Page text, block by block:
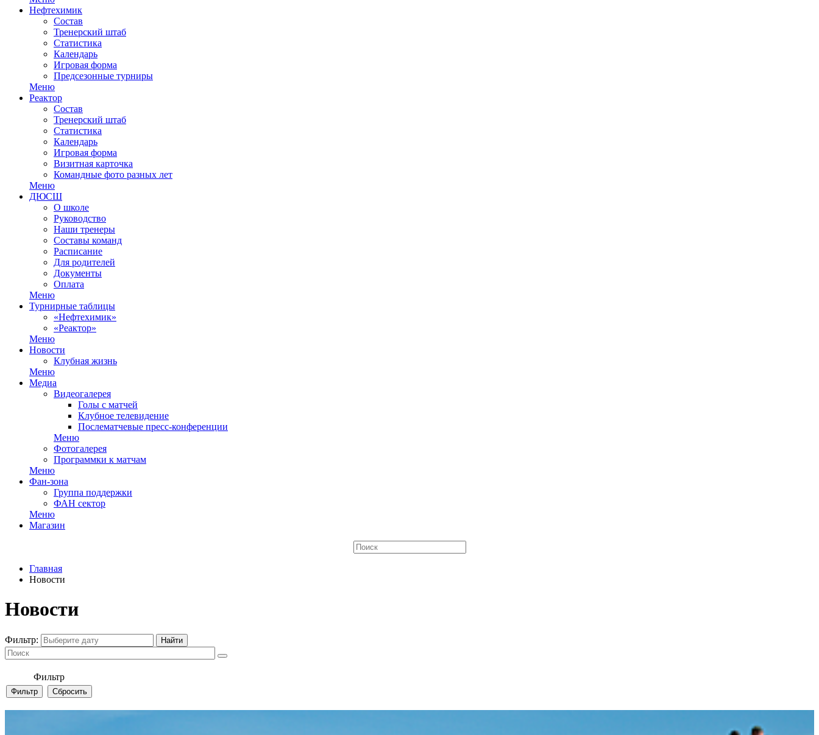
Нефтехимик
Состав
Тренерский штаб
Статистика
Календарь
Игровая форма
Предсезонные турниры
Меню
Реактор
Состав
Тренерский штаб
Статистика
Календарь
Игровая форма
Визитная карточка
Командные фото разных лет
Меню
ДЮСШ
О школе
Руководство
Наши тренеры
Составы команд
Расписание
Для родителей
Документы
Оплата
Меню
Турнирные таблицы
«Нефтехимик»
«Реактор»
Меню
Новости
Клубная жизнь
Меню
Медиа
Видеогалерея
Голы с матчей
Клубное телевидение
Послематчевые пресс-конференции
Меню
Фотогалерея
Программки к матчам
Меню
Фан-зона
Группа поддержки
ФАН сектор
Меню
Магазин
Главная
Новости
Новости
Фильтр:
Фильтр